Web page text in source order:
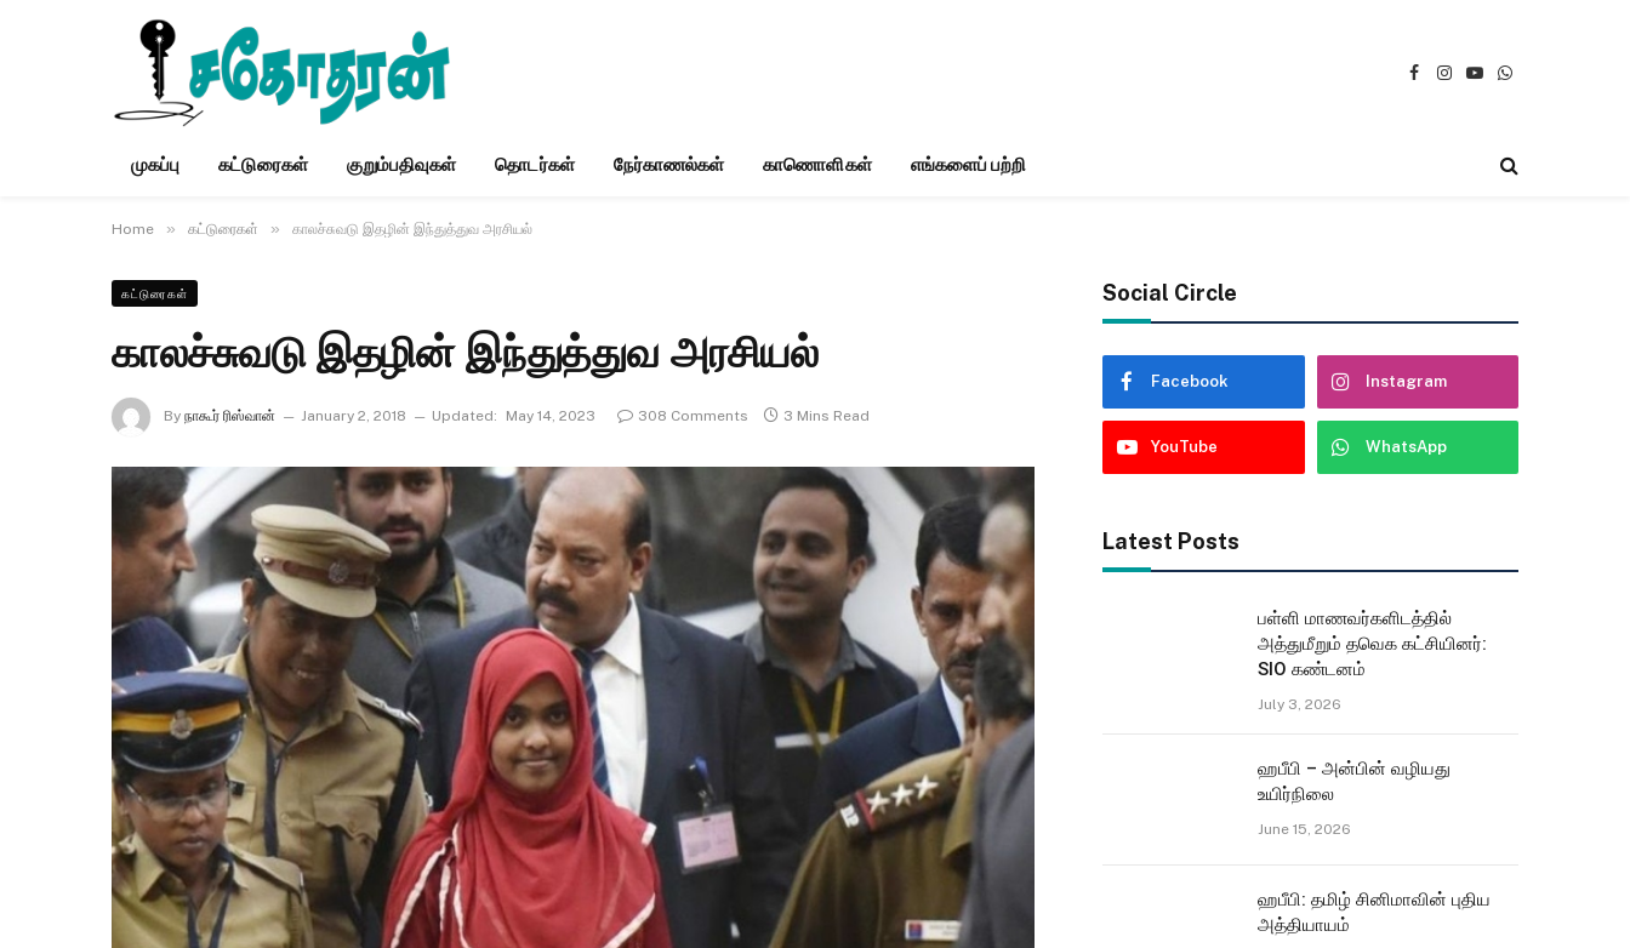
Facebook
Instagram
YouTubeWhatsApp
முகப்பு கட்டுரைகள் குறும்பதிவுகள் தொடர்கள் நேர்காணல்கள் காணொளிகள் எங்களைப் பற்றி
Home » கட்டுரைகள் » காலச்சுவடு இதழின் இந்துத்துவ அரசியல்
கட்டுரைகள்
காலச்சுவடு இதழின் இந்துத்துவ அரசியல்
By நாகூர் ரிஸ்வான் January 2, 2018 Updated: May 14, 2023 308 Comments 3 Mins Read
Social Circle
Facebook Instagram
YouTube WhatsApp
Latest Posts
பள்ளி மாணவர்களிடத்தில்
அத்துமீறும் தவெக கட்சியினர்:
SIO கண்டனம்
July 3, 2026
ஹபீபி – அன்பின் வழியது
உயிர்நிலை
June 15, 2026
ஹபீபி: தமிழ் சினிமாவின் புதிய
அத்தியாயம்